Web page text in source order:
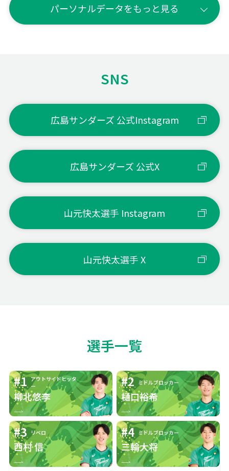
性格 穏やか
バレーボール
人生で思い出
に残っている
大学3年の全日本インカレの
準決勝
得意なプレ
ー・セールス
ポイント
高さのあるスパイク
ンクス
靴ひもを結びなおすこと
ョンの魅力・
醍醐味
ハイセットを叩くこと
選手として心
がけているこ
と
楽しむこと
パーソナルデータをもっと見る
SNS
広島サンダーズ 公式Instagram
広島サンダーズ 公式X
山元快太選手 Instagram
山元快太選手 X
選手一覧
#1
柳北悠李
アウトサイドヒッタ
ー
#2
樋口裕希
ミドルブロッカー
#3
西村 信
リベロ #4
三輪大将
ミドルブロッカー